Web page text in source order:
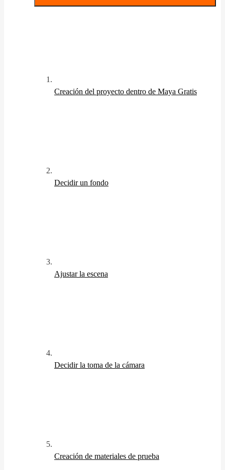
Creación del proyecto dentro de Maya Gratis
Decidir un fondo
Ajustar la escena
Decidir la toma de la cámara
Creación de materiales de prueba